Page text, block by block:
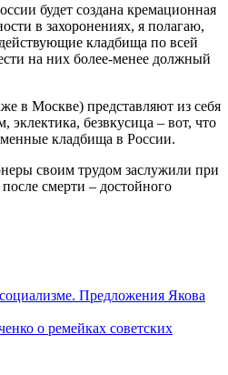
будет создана кремационная
в захоронениях, я полагаю,
кладбища по всей
на них более-менее должный
в Москве) представляют из себя
безвкусица – вот, что
кладбища в России.
своим трудом заслужили при
смерти – достойного
Предложения Якова
о ремейках советских